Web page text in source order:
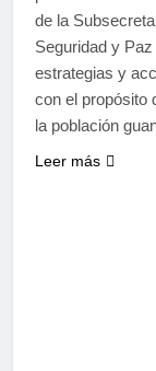
de la
Seguridad y
estrategias y
con el propósito
la población
Leer más